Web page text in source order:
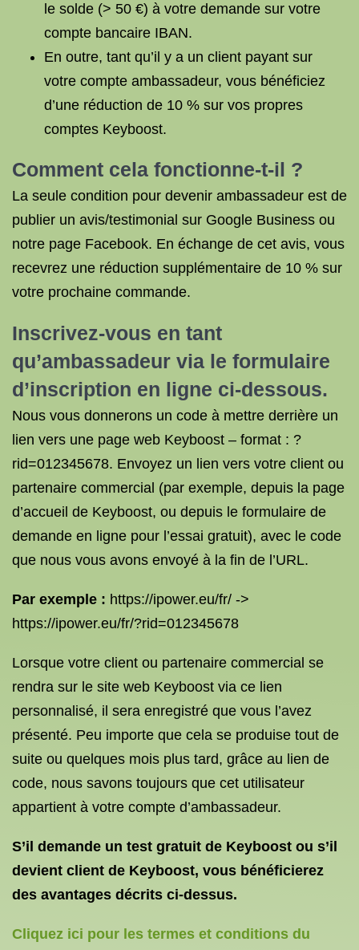
le solde (> 50 €) à votre demande sur votre
compte bancaire IBAN.
En outre, tant qu’il y a un client payant sur
votre compte ambassadeur, vous bénéficiez
d’une réduction de 10 % sur vos propres
comptes Keyboost.
Comment cela fonctionne-t-il ?
La seule condition pour devenir ambassadeur est de
publier un avis/testimonial sur Google Business ou
notre page Facebook. En échange de cet avis, vous
recevrez une réduction supplémentaire de 10 % sur
votre prochaine commande.
Inscrivez-vous en tant
qu’ambassadeur via le formulaire
d’inscription en ligne ci-dessous.
Nous vous donnerons un code à mettre derrière un
lien vers une page web Keyboost – format : ?
rid=012345678. Envoyez un lien vers votre client ou
partenaire commercial (par exemple, depuis la page
d’accueil de Keyboost, ou depuis le formulaire de
demande en ligne pour l’essai gratuit), avec le code
que nous vous avons envoyé à la fin de l’URL.
Par exemple : https://ipower.eu/fr/ ->
https://ipower.eu/fr/?rid=012345678
Lorsque votre client ou partenaire commercial se
rendra sur le site web Keyboost via ce lien
personnalisé, il sera enregistré que vous l’avez
présenté. Peu importe que cela se produise tout de
suite ou quelques mois plus tard, grâce au lien de
code, nous savons toujours que cet utilisateur
appartient à votre compte d’ambassadeur.
S’il demande un test gratuit de Keyboost ou s’il
devient client de Keyboost, vous bénéficierez
des avantages décrits ci-dessus.
Cliquez ici pour les termes et conditions du